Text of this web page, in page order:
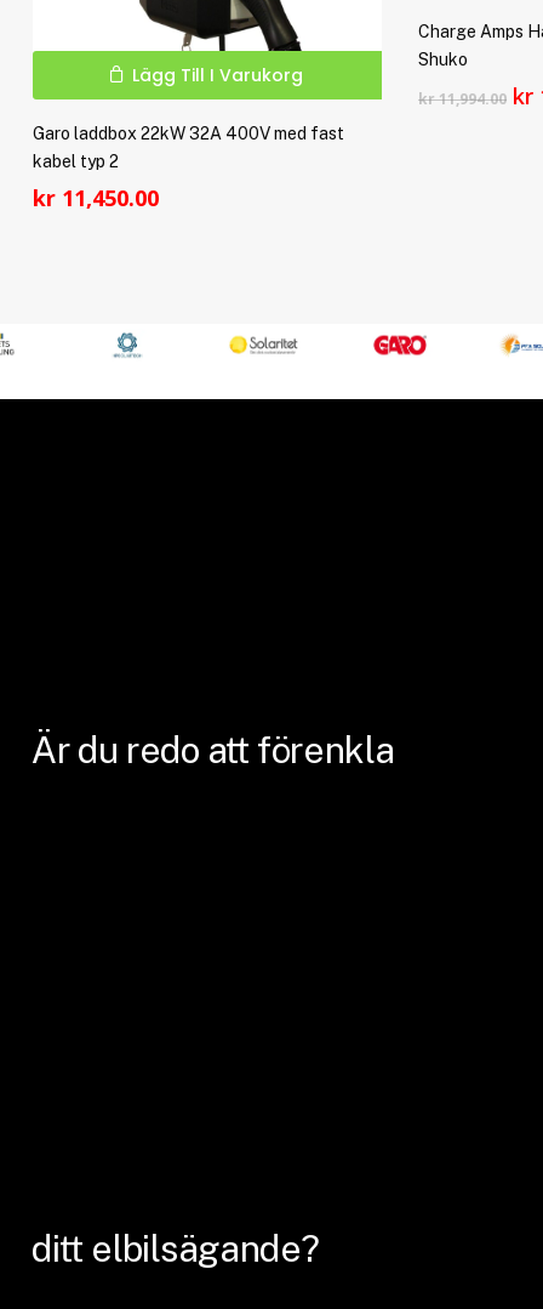
Lägg Till I Varukorg
Garo laddbox 22kW 32A 400V med fast
kabel typ 2
kr11,450.00
Charge Amps
Shuko
kr11,994.00 kr
Ärdu redo att förenkla
ditt elbilsägande?